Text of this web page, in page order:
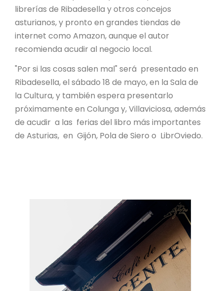
librerías de Ribadesella y otros concejos
asturianos, y pronto en grandes tiendas de
internet como Amazon, aunque el autor
recomienda acudir al negocio local.
"Por si las cosas salen mal" será presentado en
Ribadesella, el sábado 18 de mayo, en la Sala de
la Cultura, y también espera presentarlo
próximamente en Colunga y, Villaviciosa, además
de acudir a las ferias del libro más importantes
de Asturias, en Gijón, Pola de Siero o LibrOviedo.